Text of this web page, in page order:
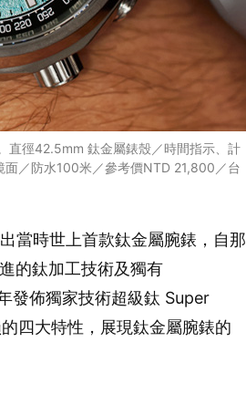
直徑42.5mm 鈦金屬錶殼／時間指示、計
／防水100米／參考價NTD 21,800／台
當時世上首款鈦金屬腕錶，自那
的鈦加工技術及獨有
發佈獨家技術超級鈦 Super
四大特性，展現鈦金屬腕錶的